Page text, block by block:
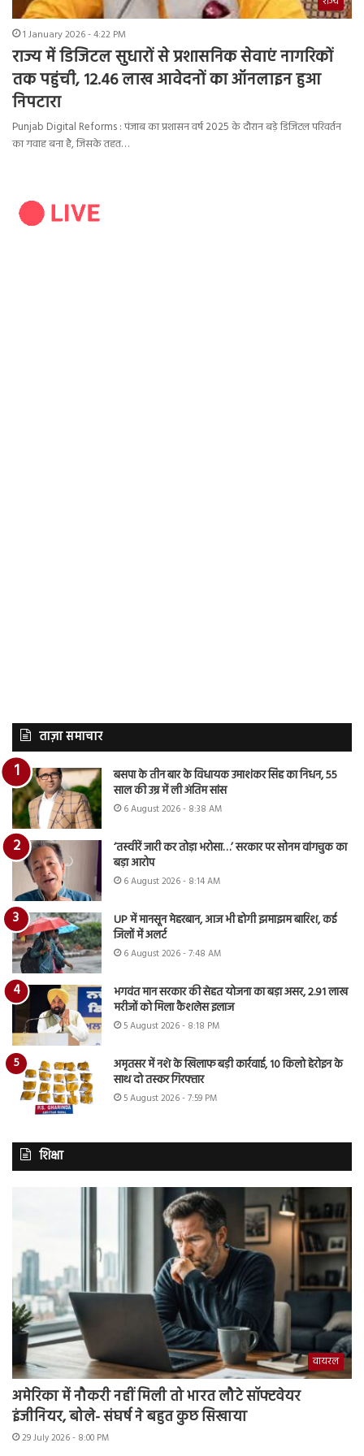
1 January 2026 - 4:22 PM
राज्य में डिजिटल सुधारों से प्रशासनिक सेवाएं नागरिकों
तक पहुंची, 12.46 लाख आवेदनों का ऑनलाइन हुआ
निपटारा
Punjab Digital Reforms : पंजाब का प्रशासन वर्ष 2025 के दौरान बड़े डिजिटल परिवर्तन
का गवाह बना है, जिसके तहत…
ताज़ा समाचार
बसपा के तीन बार के विधायक उमाशंकर सिंह का निधन, 55
साल की उम्र में ली अंतिम सांस
6 August 2026 - 8:38 AM
‘तस्वीरें जारी कर तोड़ा भरोसा…’ सरकार पर सोनम वांगचुक का
बड़ा आरोप
6 August 2026 - 8:14 AM
UP में मानसून मेहरबान, आज भी होगी झमाझम बारिश, कई
जिलों में अलर्ट
6 August 2026 - 7:48 AM
भगवंत मान सरकार की सेहत योजना का बड़ा असर, 2.91 लाख
मरीजों को मिला कैशलेस इलाज
5 August 2026 - 8:18 PM
अमृतसर में नशे के खिलाफ बड़ी कार्रवाई, 10 किलो हेरोइन के
साथ दो तस्कर गिरफ्तार
5 August 2026 - 7:59 PM
शिक्षा
वायरल
अमेरिका में नौकरी नहीं मिली तो भारत लौटे सॉफ्टवेयर
इंजीनियर, बोले- संघर्ष ने बहुत कुछ सिखाया
29 July 2026 - 8:00 PM